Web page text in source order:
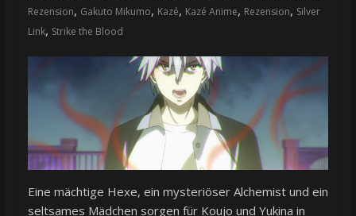
Rezension, Gakuto Mikumo, Kazé, Kazé Anime, Rezension, Silver
Link, Strike the Blood
Eine mächtige Hexe, ein mysteriöser Alchemist und ein
seltsames Mädchen sorgen für Koujo und Yukina in